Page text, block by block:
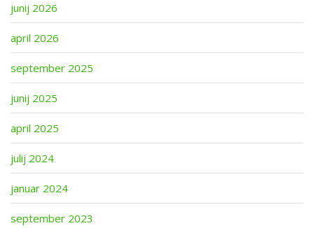
junij 2026
april 2026
september 2025
junij 2025
april 2025
julij 2024
januar 2024
september 2023